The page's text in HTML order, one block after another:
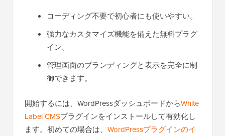
コーディング不要で初心者にも使いやすい。
強力なカスタマイズ機能を備えた無料プラグ
イン。
管理画面のブランディングと表示を完全に制
御できます。
開始するには、WordPressダッシュボードからWhite
Label CMSプラグインをインストールして有効化し
ます。初めての場合は、 WordPressプラグインのイ